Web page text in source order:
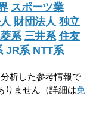
スポーツ業
財団法人 独立
系 三井系 住友
JR系 NTT系
析した参考情報で
りません（詳細は免